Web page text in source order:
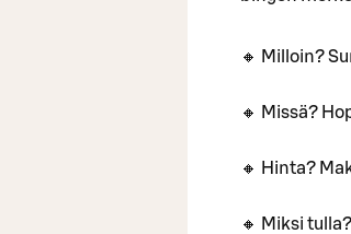
🔸 Milloin?
🔸 Missä?
🔸 Hinta?
🔸 Miksi